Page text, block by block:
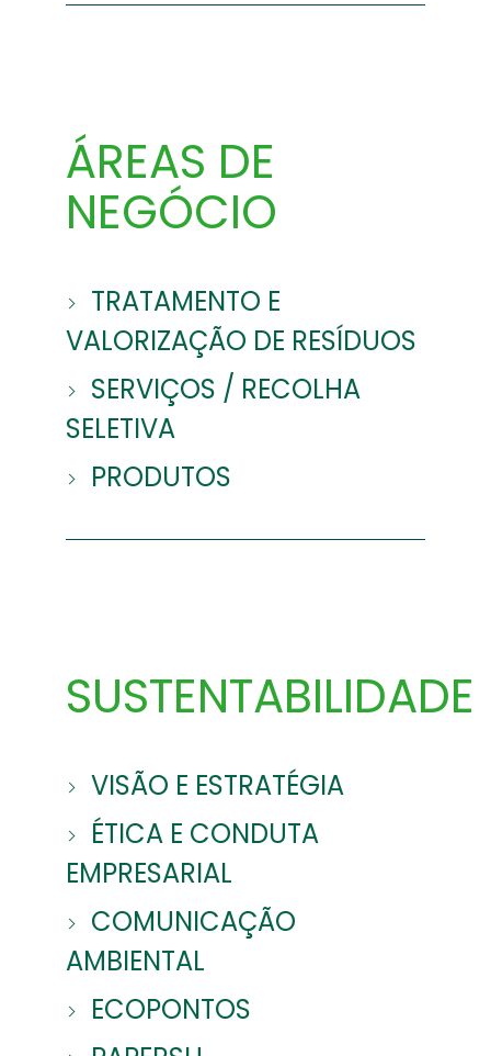
ÁREAS DE
NEGÓCIO
TRATAMENTO E
VALORIZAÇÃO DE RESÍDUOS
SERVIÇOS / RECOLHA
SELETIVA
PRODUTOS
SUSTENTABILIDADE
VISÃO E ESTRATÉGIA
ÉTICA E CONDUTA
EMPRESARIAL
COMUNICAÇÃO
AMBIENTAL
ECOPONTOS